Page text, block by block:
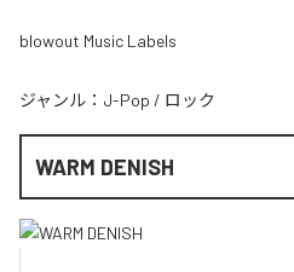
blowout Music Labels
ジャンル： J-Pop / ロック
WARM DENISH